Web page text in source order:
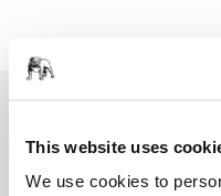
This website uses
We use cookies to
EGYÜTTES